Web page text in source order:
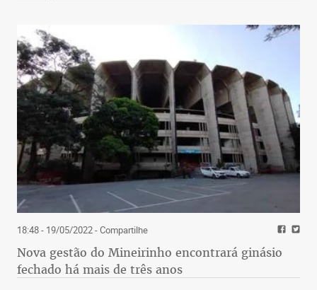
18:48 - 19/05/2022- Compartilhe
Nova gestão do Mineirinho encontrará ginásio
fechado há mais de três anos